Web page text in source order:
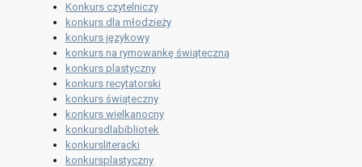
Konkurs czytelniczy
konkurs dla młodzieży
konkurs językowy
konkurs na rymowankę świąteczną
konkurs plastyczny
konkurs recytatorski
konkurs świąteczny
konkurs wielkanocny
konkursdlabibliotek
konkursliteracki
konkursplastyczny